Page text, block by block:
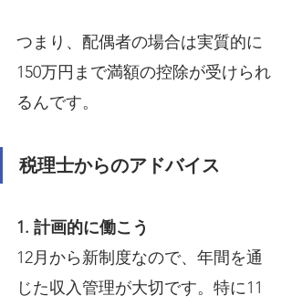
つまり、配偶者の場合は実質的に
150万円まで満額の控除が受けられ
るんです。
税理士からのアドバイス
1. 計画的に働こう
12月から新制度なので、年間を通
じた収入管理が大切です。特に11